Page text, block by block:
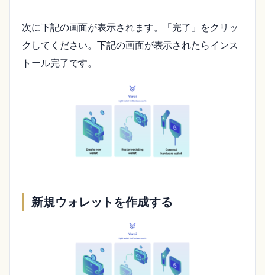
次に下記の画面が表示されます。「完了」をクリッ
クしてください。下記の画面が表示されたらインス
トール完了です。
新規ウォレットを作成する